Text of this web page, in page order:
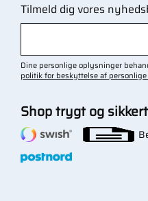
Tilmeld dig vores
Dine personlige oplysninger
politik for beskyttelse af
Shop trygt og sikkert